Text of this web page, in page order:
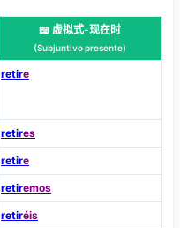
📖 虚拟式-现在时
(Subjuntivo presente)
retire
retires
retire
retiremos
retiréis